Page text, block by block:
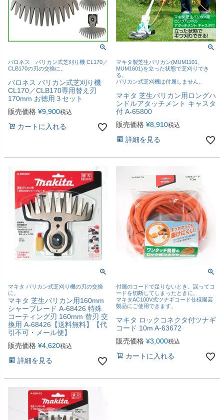
バロネス バリカン式芝刈り機 CL170／
CLB170の刃の交換に。
バロネス バリカン式芝刈り機
CL170／CLB170専用替え刃
170mm お徳用３セット
販売価格 ¥9,900税込
カートに入れる
マキタ製芝生バリカン(MUM1101、
MUM1601)を立った状態で芝刈りでき
る。
バリカン式芝刈機は付属しません。
マキタ 芝生バリカン用ロングハ
ンドルアタッチメント キャスタ
付 A-65800
販売価格 ¥8,910税込
詳細を見る
マキタ バリカン式芝刈り機の刃の交換
に。
マキタ 芝生バリカン用160mm
シャーブレード A-68426 特殊
コーティング刃 160mm 替刃 交
換用 A-68426【送料無料】【代
引不可・メール便】
販売価格 ¥4,620税込
詳細を見る
付属のコードで足りないとき、誤ってコ
ードを切断してしまったときに。
マキタAC100V式ツナギコード仕様園芸
製品にご使用できます。
マキタ ロックコネクタ付ツナギ
コード 10m A-63672
販売価格 ¥3,000税込
カートに入れる